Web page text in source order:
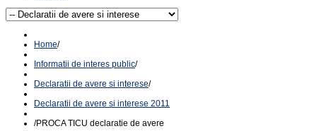
Home/
Informatii de interes public/
Declaratii de avere si interese/
Declaratii de avere si interese 2011
/PROCA TICU declaratie de avere